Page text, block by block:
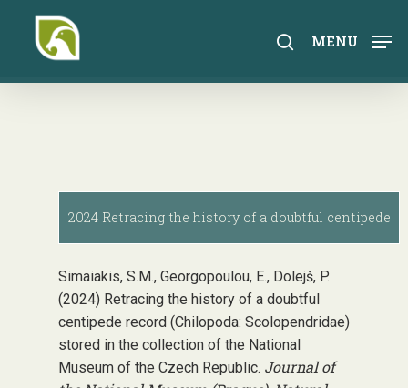
content
search
MENU
2024 Retracing the history of a doubtful centipede
Simaiakis, S.M., Georgopoulou, E., Dolejš, P.
(2024) Retracing the history of a doubtful
centipede record (Chilopoda: Scolopendridae)
stored in the collection of the National
Museum of the Czech Republic. Journal of